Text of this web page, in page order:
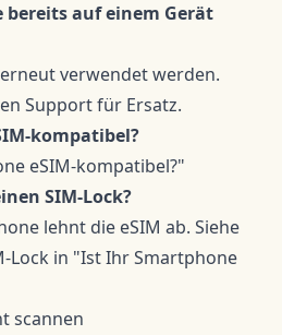
bereits auf einem Gerät
verwendet werden.
Support für Ersatz.
kompatibel?
eSIM-kompatibel?"
SIM-Lock?
lehnt die eSIM ab. Siehe
Lock in "Ist Ihr Smartphone
scannen